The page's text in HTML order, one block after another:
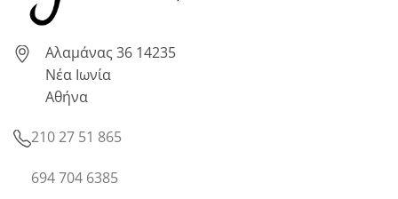
Αλαμάνας 36 14235
Νέα Ιωνία
Αθήνα
210 27 51 865
694 704 6385